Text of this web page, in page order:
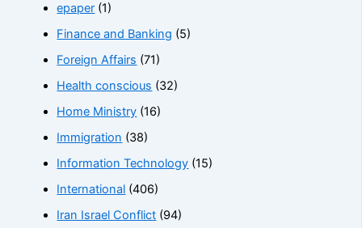
epaper (1)
Finance and Banking (5)
Foreign Affairs (71)
Health conscious (32)
Home Ministry (16)
Immigration (38)
Information Technology (15)
International (406)
Iran Israel Conflict (94)